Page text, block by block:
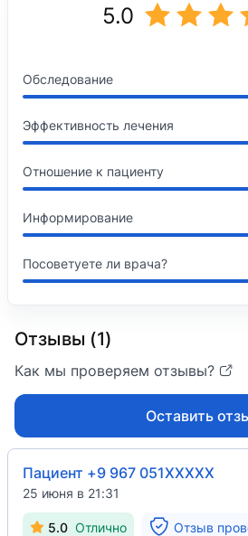
5.0
Обследование
Эффективность лечения
Отношение к пациенту
Информирование
Посоветуете ли врача?
Отзывы (1)
Как мы проверяем отзывы?
Оставить
Пациент +9 967 051XXXXX
25 июня в 21:31
5.0 Отлично Отзыв